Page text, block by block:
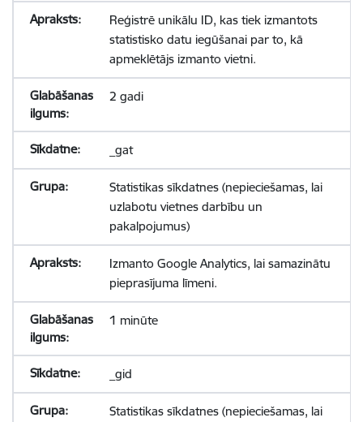
Reģistrē unikālu ID, kas tiek izmantots
statistisko datu iegūšanai par to, kā
apmeklētājs izmanto vietni.
2 gadi
_gat
Statistikas sīkdatnes (nepieciešamas, lai
uzlabotu vietnes darbību un
pakalpojumus)
Izmanto Google Analytics, lai samazinātu
pieprasījuma līmeni.
1 minūte
_gid
Statistikas sīkdatnes (nepieciešamas, lai